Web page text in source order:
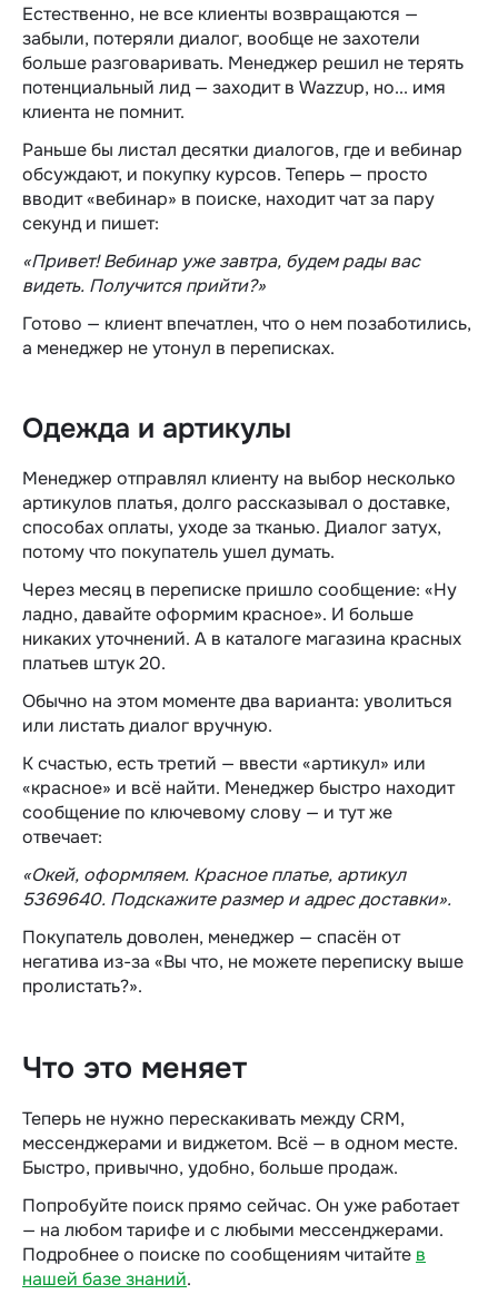
Естественно, не все клиенты возвращаются —
забыли, потеряли диалог, вообще не захотели
больше разговаривать. Менеджер решил не терять
потенциальный лид — заходит в Wazzup, но... имя
клиента не помнит.
Раньше бы листал десятки диалогов, где и вебинар
обсуждают, и покупку курсов. Теперь — просто
вводит «вебинар» в поиске, находит чат за пару
секунд и пишет:
«Привет! Вебинар уже завтра, будем рады вас
видеть. Получится прийти?»
Готово — клиент впечатлен, что о нем позаботились,
а менеджер не утонул в переписках.
Одежда и артикулы
Менеджер отправлял клиенту на выбор несколько
артикулов платья, долго рассказывал о доставке,
способах оплаты, уходе за тканью. Диалог затух,
потому что покупатель ушел думать.
Через месяц в переписке пришло сообщение: «Ну
ладно, давайте оформим красное». И больше
никаких уточнений. А в каталоге магазина красных
платьев штук 20.
Обычно на этом моменте два варианта: уволиться
или листать диалог вручную.
К счастью, есть третий — ввести «артикул» или
«красное» и всё найти. Менеджер быстро находит
сообщение по ключевому слову — и тут же
отвечает:
«Окей, оформляем. Красное платье, артикул
5369640. Подскажите размер и адрес доставки».
Покупатель доволен, менеджер — спасён от
негатива из-за «Вы что, не можете переписку выше
пролистать?».
Что это меняет
Теперь не нужно перескакивать между CRM,
мессенджерами и виджетом. Всё — в одном месте.
Быстро, привычно, удобно, больше продаж.
Попробуйте поиск прямо сейчас. Он уже работает
— на любом тарифе и с любыми мессенджерами.
Подробнее о поиске по сообщениям читайте в
нашей базе знаний.